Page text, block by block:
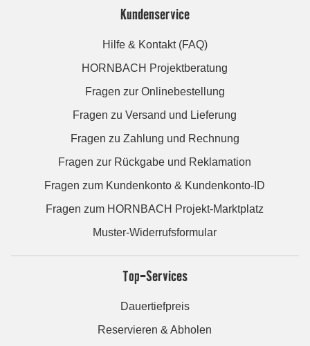
Kundenservice
Hilfe & Kontakt (FAQ)
HORNBACH Projektberatung
Fragen zur Onlinebestellung
Fragen zu Versand und Lieferung
Fragen zu Zahlung und Rechnung
Fragen zur Rückgabe und Reklamation
Fragen zum Kundenkonto & Kundenkonto-ID
Fragen zum HORNBACH Projekt-Marktplatz
Muster-Widerrufsformular
Top-Services
Dauertiefpreis
Reservieren & Abholen